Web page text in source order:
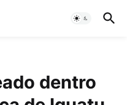
dentro